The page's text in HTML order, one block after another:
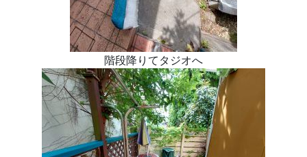
階段降りてタジオへ